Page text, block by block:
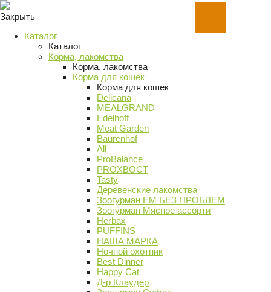
Закрыть
Каталог
Каталог
Корма, лакомства
Корма, лакомства
Корма для кошек
Корма для кошек
Delicana
MEALGRAND
Edelhoff
Meat Garden
Baurenhof
All
ProBalance
PROХВОСТ
Tasty
Деревенские лакомства
Зоогурман ЕМ БЕЗ ПРОБЛЕМ
Зоогурман Мясное ассорти
Herbax
PUFFINS
НАША МАРКА
Ночной охотник
Best Dinner
Happy Cat
Д-р Клаудер